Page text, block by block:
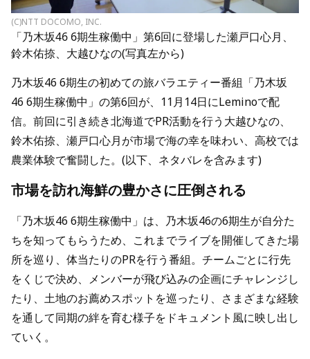
(C)NTT DOCOMO, INC.
「乃木坂46 6期生稼働中」第6回に登場した瀬戸口心月、
鈴木佑捺、大越ひなの(写真左から)
乃木坂46 6期生の初めての旅バラエティー番組「乃木坂
46 6期生稼働中」の第6回が、11月14日にLeminoで配
信。前回に引き続き北海道でPR活動を行う大越ひなの、
鈴木佑捺、瀬戸口心月が市場で海の幸を味わい、高校では
農業体験で奮闘した。(以下、ネタバレを含みます)
市場を訪れ海鮮の豊かさに圧倒される
「乃木坂46 6期生稼働中」は、乃木坂46の6期生が自分た
ちを知ってもらうため、これまでライブを開催してきた場
所を巡り、体当たりのPRを行う番組。チームごとに行先
をくじで決め、メンバーが飛び込みの企画にチャレンジし
たり、土地のお薦めスポットを巡ったり、さまざまな経験
を通して同期の絆を育む様子をドキュメント風に映し出し
ていく。